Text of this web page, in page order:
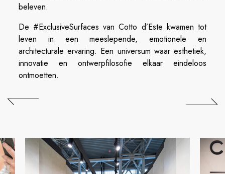
beleven.
De #ExclusiveSurfaces van Cotto d’Este kwamen tot
leven in een meeslepende, emotionele en
architecturale ervaring. Een universum waar esthetiek,
innovatie en ontwerpfilosofie elkaar eindeloos
ontmoetten.